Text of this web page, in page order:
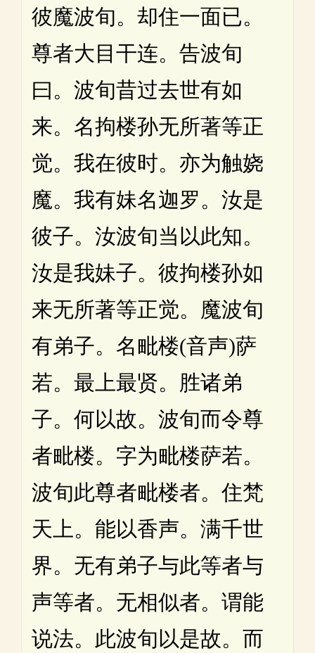
彼魔波旬。却住一面已。
尊者大目干连。告波旬
曰。波旬昔过去世有如
来。名拘楼孙无所著等正
觉。我在彼时。亦为触娆
魔。我有妹名迦罗。汝是
彼子。汝波旬当以此知。
汝是我妹子。彼拘楼孙如
来无所著等正觉。魔波旬
有弟子。名毗楼(音声)萨
若。最上最贤。胜诸弟
子。何以故。波旬而令尊
者毗楼。字为毗楼萨若。
波旬此尊者毗楼者。住梵
天上。能以香声。满千世
界。无有弟子与此等者与
声等者。无相似者。谓能
说法。此波旬以是故。而